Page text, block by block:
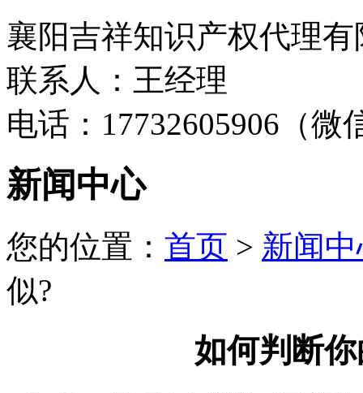
襄阳吉祥知识产权代理有
联系人：王经理
电话：17732605906（微
新闻中心
您的位置： 首页 > 新闻
似?
如何判断